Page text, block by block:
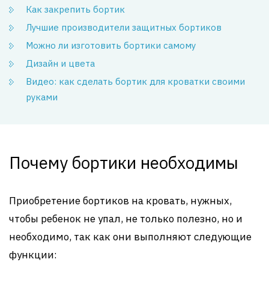
Как закрепить бортик
Лучшие производители защитных бортиков
Можно ли изготовить бортики самому
Дизайн и цвета
Видео: как сделать бортик для кроватки своими
руками
Почему бортики необходимы
Приобретение бортиков на кровать, нужных,
чтобы ребенок не упал, не только полезно, но и
необходимо, так как они выполняют следующие
функции: